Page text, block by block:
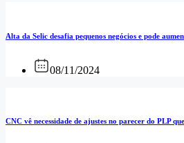
Alta da Selic desafia pequenos negócios e pode
08/11/2024
CNC vê necessidade de ajustes no parecer do PLP